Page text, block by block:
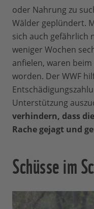
oder Nahrung zu
Wälder geplündert.
sich auch gefährlich
weniger Wochen
anfielen, waren
worden. Der WWF
Unterstützung
verhindern, dass
Rache gejagt und
Schüsse im